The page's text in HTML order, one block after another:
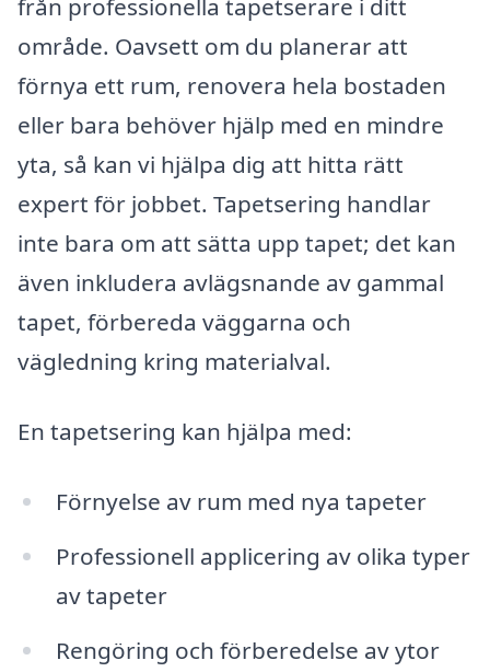
från professionella tapetserare i ditt
område. Oavsett om du planerar att
förnya ett rum, renovera hela bostaden
eller bara behöver hjälp med en mindre
yta, så kan vi hjälpa dig att hitta rätt
expert för jobbet. Tapetsering handlar
inte bara om att sätta upp tapet; det kan
även inkludera avlägsnande av gammal
tapet, förbereda väggarna och
vägledning kring materialval.
En tapetsering kan hjälpa med:
Förnyelse av rum med nya tapeter
Professionell applicering av olika typer
av tapeter
Rengöring och förberedelse av ytor